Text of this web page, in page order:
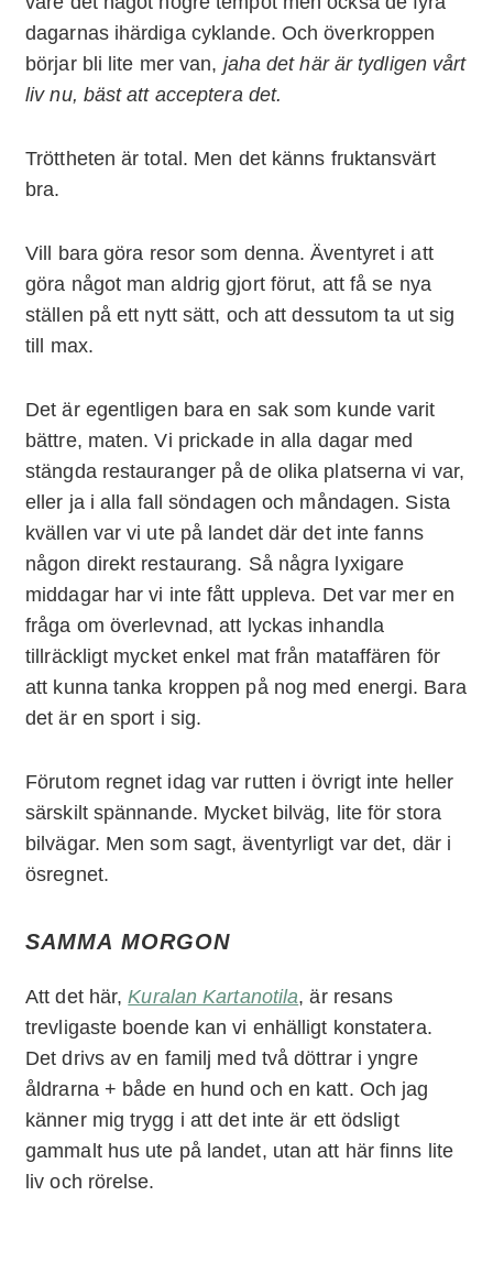
dagarnas ihärdiga cyklande. Och överkroppen
börjar bli lite mer van, jaha det här är tydligen vårt
liv nu, bäst att acceptera det.
Tröttheten är total. Men det känns fruktansvärt
bra.
Vill bara göra resor som denna. Äventyret i att
göra något man aldrig gjort förut, att få se nya
ställen på ett nytt sätt, och att dessutom ta ut sig
till max.
Det är egentligen bara en sak som kunde varit
bättre, maten. Vi prickade in alla dagar med
stängda restauranger på de olika platserna vi var,
eller ja i alla fall söndagen och måndagen. Sista
kvällen var vi ute på landet där det inte fanns
någon direkt restaurang. Så några lyxigare
middagar har vi inte fått uppleva. Det var mer en
fråga om överlevnad, att lyckas inhandla
tillräckligt mycket enkel mat från mataffären för
att kunna tanka kroppen på nog med energi. Bara
det är en sport i sig.
Förutom regnet idag var rutten i övrigt inte heller
särskilt spännande. Mycket bilväg, lite för stora
bilvägar. Men som sagt, äventyrligt var det, där i
ösregnet.
SAMMA MORGON
Att det här, Kuralan Kartanotila, är resans
trevligaste boende kan vi enhälligt konstatera.
Det drivs av en familj med två döttrar i yngre
åldrarna + både en hund och en katt. Och jag
känner mig trygg i att det inte är ett ödsligt
gammalt hus ute på landet, utan att här finns lite
liv och rörelse.